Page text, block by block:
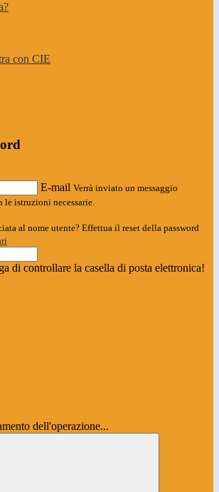
con CIE
E-mail Verrà inviato un messaggio
istruzioni necessarie.
al nome utente? Effettua il reset della password
di controllare la casella di posta elettronica!
dell'operazione...